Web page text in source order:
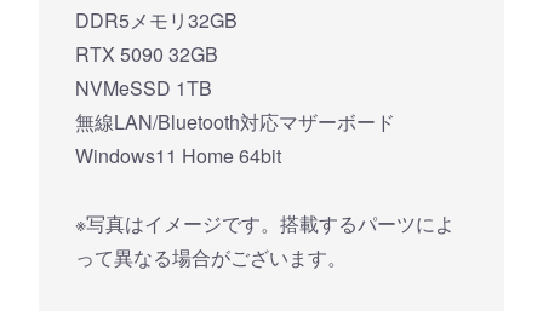
DDR5メモリ32GB
RTX 5090 32GB
NVMeSSD 1TB
無線LAN/Bluetooth対応マザーボード
Windows11 Home 64bit
※写真はイメージです。搭載するパーツによ
って異なる場合がございます。